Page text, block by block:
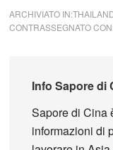
ARCHIVIATO IN:
CONTRASSEGNATO
InfoSapore di
Sapore di Cina
informazioni di